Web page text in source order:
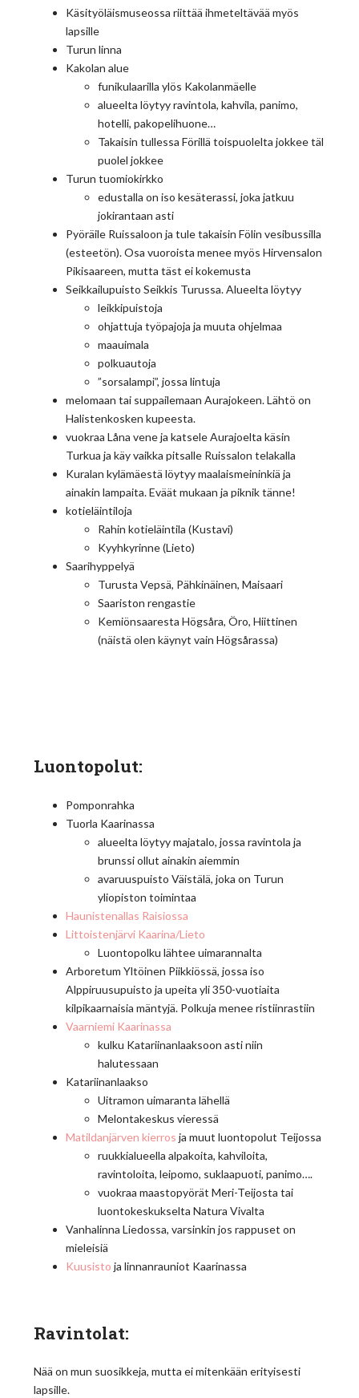
Käsityöläismuseossa riittää ihmeteltävää myös
lapsille
Turun linna
Kakolan alue
funikulaarilla ylös Kakolanmäelle
alueelta löytyy ravintola, kahvila, panimo,
hotelli, pakopelihuone…
Takaisin tullessa Förillä toispuolelta jokkee täl
puolel jokkee
Turun tuomiokirkko
edustalla on iso kesäterassi, joka jatkuu
jokirantaan asti
Pyöräile Ruissaloon ja tule takaisin Fölin vesibussilla
(esteetön). Osa vuoroista menee myös Hirvensalon
Pikisaareen, mutta täst ei kokemusta
Seikkailupuisto Seikkis Turussa. Alueelta löytyy
leikkipuistoja
ohjattuja työpajoja ja muuta ohjelmaa
maauimala
polkuautoja
”sorsalampi”, jossa lintuja
melomaan tai suppailemaan Aurajokeen. Lähtö on
Halistenkosken kupeesta.
vuokraa Låna vene ja katsele Aurajoelta käsin
Turkua ja käy vaikka pitsalle Ruissalon telakalla
Kuralan kylämäestä löytyy maalaismeininkiä ja
ainakin lampaita. Eväät mukaan ja piknik tänne!
kotieläintiloja
Rahin kotieläintila (Kustavi)
Kyyhkyrinne (Lieto)
Saarihyppelyä
Turusta Vepsä, Pähkinäinen, Maisaari
Saariston rengastie
Kemiönsaaresta Högsåra, Öro, Hiittinen
(näistä olen käynyt vain Högsårassa)
Luontopolut:
Pomponrahka
Tuorla Kaarinassa
alueelta löytyy majatalo, jossa ravintola ja
brunssi ollut ainakin aiemmin
avaruuspuisto Väistälä, joka on Turun
yliopiston toimintaa
Haunistenallas Raisiossa
Littoistenjärvi Kaarina/Lieto
Luontopolku lähtee uimarannalta
Arboretum Yltöinen Piikkiössä, jossa iso
Alppiruusupuisto ja upeita yli 350-vuotiaita
kilpikaarnaisia mäntyjä. Polkuja menee ristiinrastiin
Vaarniemi Kaarinassa
kulku Katariinanlaaksoon asti niin
halutessaan
Katariinanlaakso
Uitramon uimaranta lähellä
Melontakeskus vieressä
Matildanjärven kierros ja muut luontopolut Teijossa
ruukkialueella alpakoita, kahviloita,
ravintoloita, leipomo, suklaapuoti, panimo….
vuokraa maastopyörät Meri-Teijosta tai
luontokeskukselta Natura Vivalta
Vanhalinna Liedossa, varsinkin jos rappuset on
mieleisiä
Kuusisto ja linnanrauniot Kaarinassa
Ravintolat:
Nää on mun suosikkeja, mutta ei mitenkään erityisesti
lapsille.